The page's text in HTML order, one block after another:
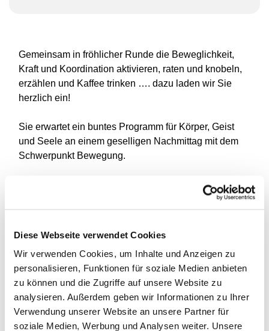
Diese Webseite verwendet Cookies
Wir verwenden Cookies, um Inhalte und Anzeigen zu
personalisieren, Funktionen für soziale Medien anbieten
zu können und die Zugriffe auf unsere Website zu
analysieren. Außerdem geben wir Informationen zu Ihrer
Verwendung unserer Website an unsere Partner für
soziale Medien, Werbung und Analysen weiter. Unsere
Gemeinsam in fröhlicher Runde die Beweglichkeit,
Kraft und Koordination aktivieren, raten und knobeln,
erzählen und Kaffee trinken …. dazu laden wir Sie
herzlich ein!
Sie erwartet ein buntes Programm für Körper, Geist
und Seele an einem geselligen Nachmittag mit dem
Schwerpunkt Bewegung.
Da die Platzzahl begrenzt ist, bitten wir um eine
unter der Rufnummer
0211 - 87 52 82 59